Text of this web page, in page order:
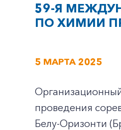
59-Я
ПО ХИМИИ
5 МАРТА 2025
проведения
Белу-Оризонти